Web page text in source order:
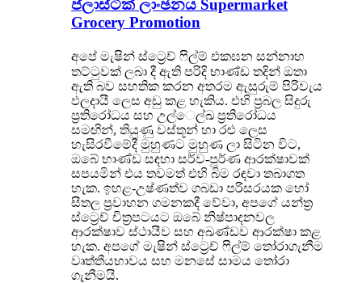
ප්ලාස්ටික් ලාංඡනය Supermarket
Grocery Promotion
අපේ මැෂින් ස්ට්‍රෙච් ෆිල්ම් එකඝන සන්නාහ
තට්ටුවක් ලබා දී ඇති පරිදි භාණ්ඩ තදින් ඔතා
ඇති බව සහතික කරන අතරම ඇසුරුම් පිරිවැය
ඵලදායී ලෙස අඩු කළ හැකිය. එහි ප්‍රබල සිදුරු
ප්‍රතිරෝධය සහ උල්ෙල්ඛ ප්‍රතිරෝධය
සමඟින්, තියුණු වස්තූන් හා රළු ලෙස
හැසිරවීමේදී මුහුණට මුහුණ ලා සිටින විට,
ඔබේ භාණ්ඩ සඳහා සර්ව-පූර්ණ ආරක්ෂාවක්
සපයමින් එය තවමත් එහි බිම රඳවා තබාගත
හැක. ඉහළ-උෂ්ණත්ව ගබඩා පරිසරයක හෝ
සීතල ප්‍රවාහන ගමනකදී වේවා, අපගේ යන්ත්‍ර
ස්ට්‍රෙච් චිත්‍රපටයට ඔබේ නිෂ්පාදනවල
ආරක්ෂාව ස්ථායීව සහ අඛණ්ඩව ආරක්ෂා කළ
හැක. අපගේ මැෂින් ස්ට්‍රෙච් ෆිල්ම් තෝරාගැනීම
වෘත්තීයභාවය සහ මනසේ සාමය තෝරා
ගැනීමයි.